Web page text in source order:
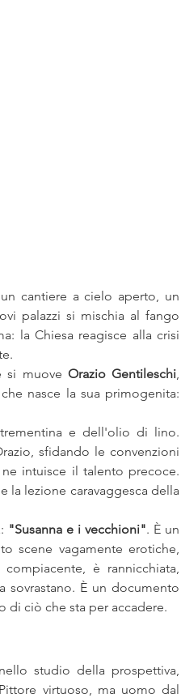
cantiere a cielo aperto, un
palazzi si mischia al fango
la Chiesa reagisce alla crisi
si muove Orazio Gentileschi
e dell'olio di lino.
sfidando le convenzioni
intuisce il talento precoce.
la lezione caravaggesca della
"Susanna e i vecchioni". È un
scene vagamente erotiche,
è rannicchiata,
È un documento
di ciò che sta per accadere.
studio della prospettiva,
virtuoso, ma uomo dal